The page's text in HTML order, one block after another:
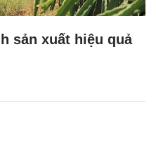
sản xuất hiệu quả